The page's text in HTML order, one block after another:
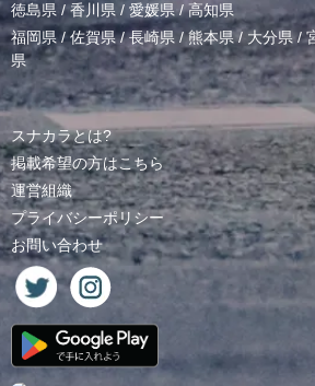
徳島県 /香川県 / 愛媛県/高知県
福岡県/佐賀県/長崎県 /熊本県/ 大分県/
県
スナカラとは?
掲載希望の方はこちら
運営組織
プライバシーポリシー
お問い合わせ